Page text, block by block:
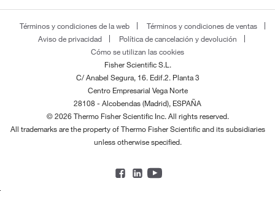
Términos y condiciones de la web
Términos y condiciones de ventas
Aviso de privacidad
Política de cancelación y devolución
Cómo se utilizan las cookies
Fisher Scientific S.L.
C/ Anabel Segura, 16. Edif.2. Planta 3
Centro Empresarial Vega Norte
28108 - Alcobendas (Madrid), ESPAÑA
© 2026 Thermo Fisher Scientific Inc. All rights reserved.
All trademarks are the property of Thermo Fisher Scientific and its subsidiaries
unless otherwise specified.